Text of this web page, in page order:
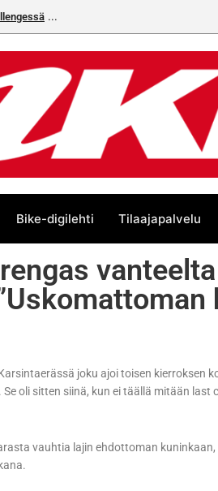
Bike-digilehti Tilaajapalvelu
joku ajoi toisen kierroksen
oli sitten siinä, kun ei täällä mitään last
vauhtia lajin ehdottoman